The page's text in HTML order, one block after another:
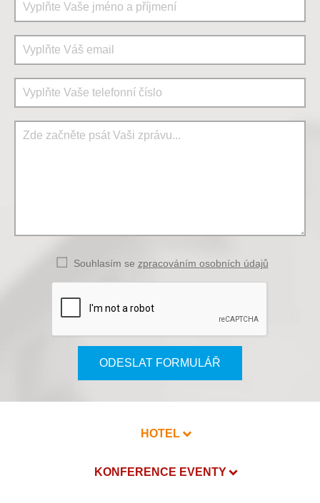
Souhlasím se zpracováním osobních údajů
ODESLAT FORMULÁŘ
HOTEL
KONFERENCE EVENTY